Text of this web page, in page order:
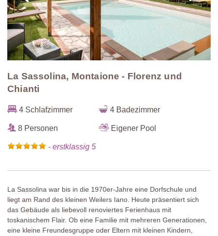
La Sassolina, Montaione - Florenz und
Chianti
4 Schlafzimmer 4 Badezimmer
8 Personen Eigener Pool
- erstklassig 5
La Sassolina war bis in die 1970er-Jahre eine Dorfschule und
liegt am Rand des kleinen Weilers Iano. Heute präsentiert sich
das Gebäude als liebevoll renoviertes Ferienhaus mit
toskanischem Flair. Ob eine Familie mit mehreren Generationen,
eine kleine Freundesgruppe oder Eltern mit kleinen Kindern,